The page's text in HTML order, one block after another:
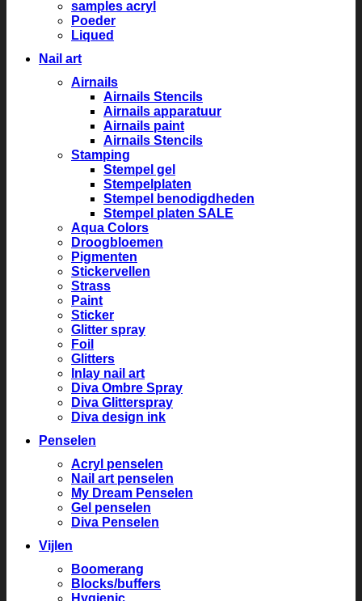
samples acryl
Poeder
Liqued
Nail art
Airnails
Airnails Stencils
Airnails apparatuur
Airnails paint
Airnails Stencils
Stamping
Stempel gel
Stempelplaten
Stempel benodigdheden
Stempel platen SALE
Aqua Colors
Droogbloemen
Pigmenten
Stickervellen
Strass
Paint
Sticker
Glitter spray
Foil
Glitters
Inlay nail art
Diva Ombre Spray
Diva Glitterspray
Diva design ink
Penselen
Acryl penselen
Nail art penselen
My Dream Penselen
Gel penselen
Diva Penselen
Vijlen
Boomerang
Blocks/buffers
Hygienic